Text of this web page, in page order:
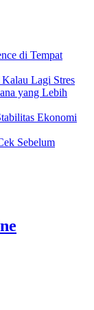
di Tempat
Lagi Stres
yang Lebih
Ekonomi
Sebelum